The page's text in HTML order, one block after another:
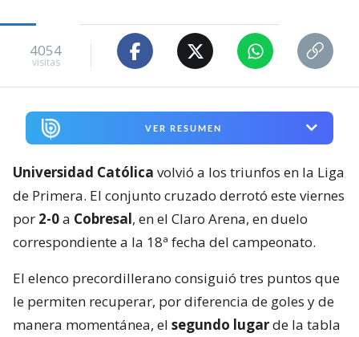
4054
visitas
VER RESUMEN
Universidad Católica volvió a los triunfos en la Liga
de Primera. El conjunto cruzado derrotó este viernes
por 2-0a Cobresal, en el Claro Arena, en duelo
correspondiente a la 18ª fecha del campeonato.
El elenco precordillerano consiguió tres puntos que
le permiten recuperar, por diferencia de goles y de
manera momentánea, el segundo lugarde la tabla